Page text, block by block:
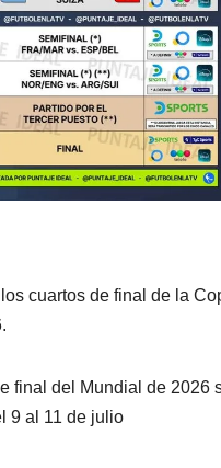
cuartos de final de la
final del Mundial de 2026
9 al 11 de julio